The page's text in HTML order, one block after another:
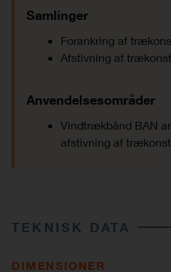
Samlinger
Forankring af
Afstivning af
Anvendelsesområder
Vindtrækbånd BAN
afstivning af
TEKNISK DATA
DIMENSIONER